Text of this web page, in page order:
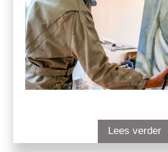
Lees verder